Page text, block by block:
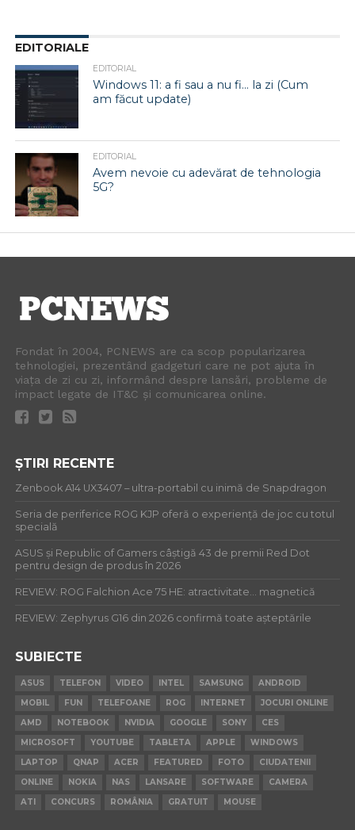
EDITORIALE
EDITORIAL
Windows 11: a fi sau a nu fi… la zi (Cum
am făcut update)
EDITORIAL
Avem nevoie cu adevărat de tehnologia
5G?
Fondat în 2004, PCNEWS are ca scop popularizarea
tehnologiei, prezentând gadgeturi care ne pot ajuta în
viața de zi cu zi, informând despre lansări, probleme de
impact legate de IT&C și comunicarea online.
ȘTIRI RECENTE
Zenbook A14 UX3407 – ultra-portabil cu inimă de Snapdragon
Seria de periferice ROG KJP oferă o experiență de joc cu totul
specială
ASUS și Republic of Gamers câștigă 43 de premii Red Dot
pentru design de produs în 2026
REVIEW: ROG Falchion Ace 75 HE: atractivitate… magnetică
REVIEW: Zephyrus G16 din 2026 confirmă toate așteptările
SUBIECTE
ASUS TELEFON VIDEO INTEL SAMSUNG
ANDROID
MOBIL
FUN TELEFOANE ROG INTERNET
JOCURI ONLINE
AMD
NOTEBOOK NVIDIA GOOGLE SONY
CES
MICROSOFT
YOUTUBE TABLETA APPLE
WINDOWS
LAPTOP
QNAP ACER FEATURED FOTO
CIUDATENII
ONLINE
NOKIA NAS LANSARE SOFTWARE
CAMERA
ATI
CONCURS ROMÂNIA GRATUIT MOUSE